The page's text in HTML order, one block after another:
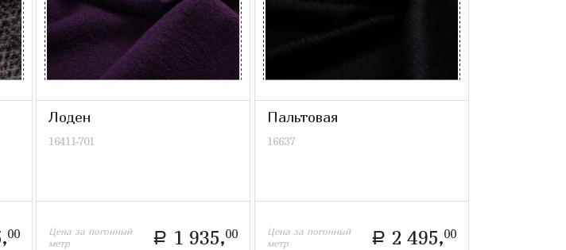
00
Лоден
16411-701
Цена за погонный
метр
a 1 935,00
Пальтовая
16637
Цена за погонный
метр
a 2 495,00